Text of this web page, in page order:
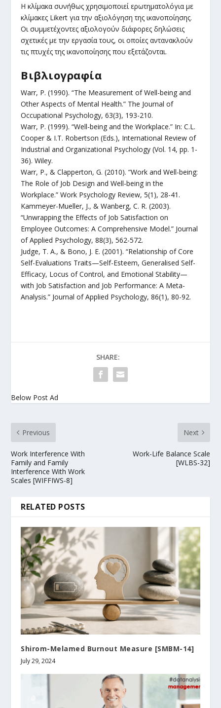
Η κλίμακα συνήθως χρησιμοποιεί ερωτηματολόγια με
κλίμακες Likert για την αξιολόγηση της ικανοποίησης.
Οι συμμετέχοντες αξιολογούν διάφορες δηλώσεις
σχετικές με την εργασία τους, οι οποίες αντανακλούν
τις πτυχές της ικανοποίησης που εξετάζονται.
Βιβλιογραφία
Warr, P. (1990). “The Measurement of Well-being and
Other Aspects of Mental Health.” The Journal of
Occupational Psychology, 63(3), 193-210.
Warr, P. (1999). “Well-being and the Workplace.” In: C.L.
Cooper & I.T. Robertson (Eds.), International Review of
Industrial and Organizational Psychology (Vol. 14, pp. 1-
36). Wiley.
Warr, P., & Clapperton, G. (2010). “Work and Well-being:
The Role of Job Design and Well-being in the
Workplace.” Work Psychology Review, 5(1), 28-41.
Kammeyer-Mueller, J., & Wanberg, C. R. (2003).
“Unwrapping the Effects of Job Satisfaction on
Employee Outcomes: A Comprehensive Model.” Journal
of Applied Psychology, 88(3), 562-572.
Judge, T. A., & Bono, J. E. (2001). “Relationship of Core
Self-Evaluations Traits—Self-Esteem, Generalised Self-
Efficacy, Locus of Control, and Emotional Stability—
with Job Satisfaction and Job Performance: A Meta-
Analysis.” Journal of Applied Psychology, 86(1), 80-92.
SHARE:
Below Post Ad
Previous
Work Interference With
Family and Family
Interference With Work
Scales [WIFFIWS-8]
Next
Work-Life Balance Scale
[WLBS-32]
RELATED POSTS
Shirom-Melamed Burnout Measure [SMBM-14]
July 29, 2024